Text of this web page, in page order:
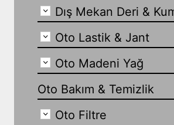
Dış Mekan Deri &
Oto Lastik & Jant
Oto Madeni Yağ
Oto Bakım & Temizlik
Oto Filtre